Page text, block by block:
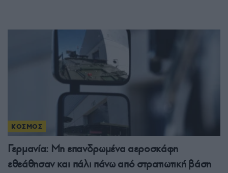
ΚΟΣΜΟΣ
Γερμανία: Μη επανδρωμένα αεροσκάφη
εθεάθησαν και πάλι πάνω από στρατιωτική βάση